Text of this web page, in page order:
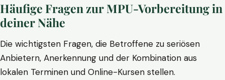
Häufige Fragen zur MPU-Vorbereitung in
deiner Nähe
Die wichtigsten Fragen, die Betroffene zu seriösen
Anbietern, Anerkennung und der Kombination aus
lokalen Terminen und Online-Kursen stellen.